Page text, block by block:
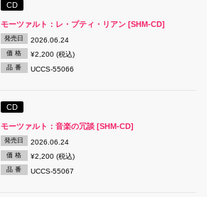
CD
モーツァルト：レ・プティ・リアン [SHM-CD]
発売日 2026.06.24
価 格 ¥2,200 (税込)
品 番 UCCS-55066
CD
モーツァルト：音楽の冗談 [SHM-CD]
発売日 2026.06.24
価 格 ¥2,200 (税込)
品 番 UCCS-55067